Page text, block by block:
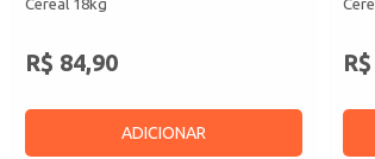
Cereal 18kg
R$ 84,90
ADICIONAR